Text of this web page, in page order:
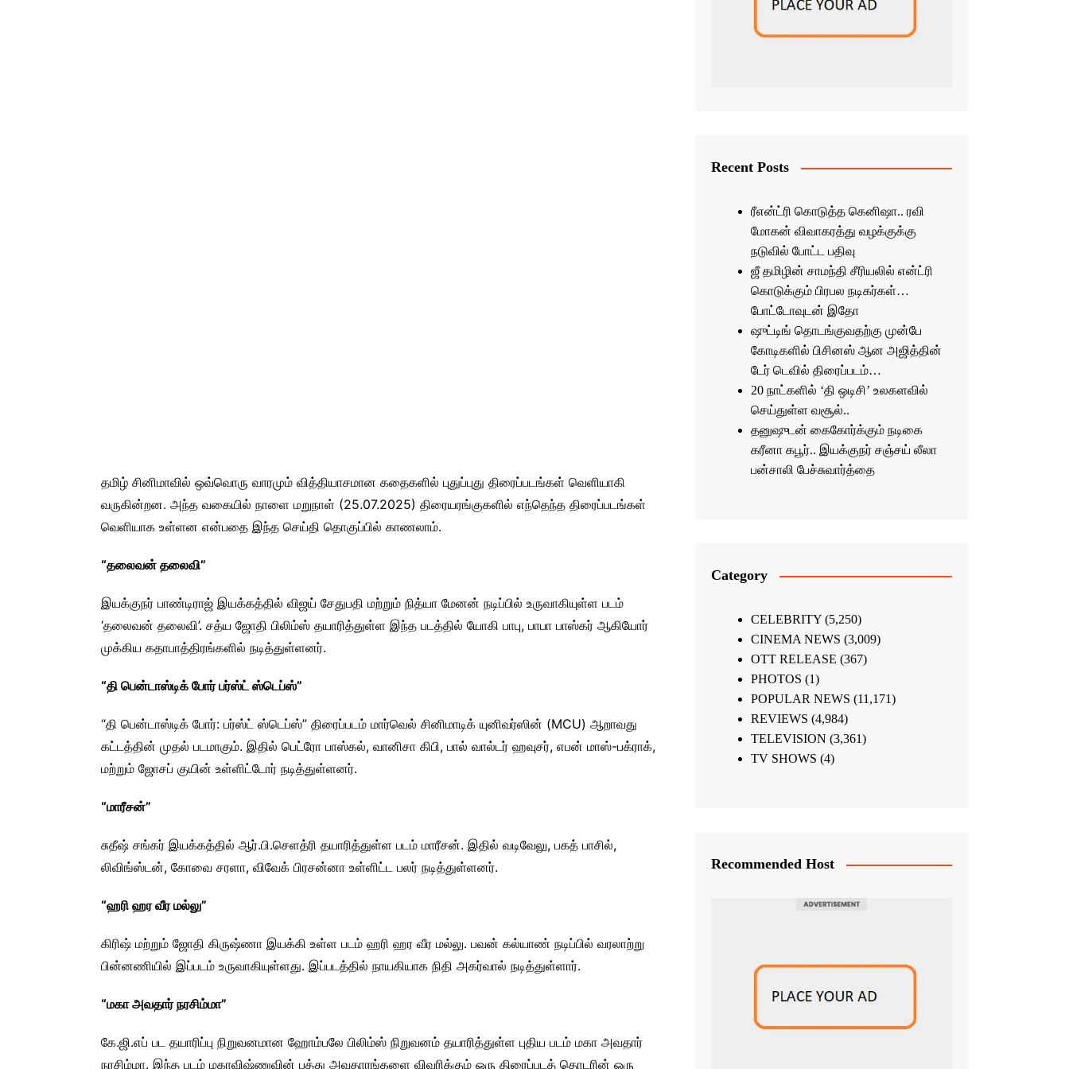
தமிழ் சினிமாவில் ஒவ்வொரு வாரமும் வித்தியாசமான கதைகளில் புதுப்புது திரைப்படங்கள் வெளியாகி
வருகின்றன. அந்த வகையில் நாளை மறுநாள் (25.07.2025) திரையரங்குகளில் எந்தெந்த திரைப்படங்கள்
வெளியாக உள்ளன என்பதை இந்த செய்தி தொகுப்பில் காணலாம்.
“தலைவன் தலைவி”
இயக்குநர் பாண்டிராஜ் இயக்கத்தில் விஜய் சேதுபதி மற்றும் நித்யா மேனன் நடிப்பில் உருவாகியுள்ள படம்
‘தலைவன் தலைவி’. சத்ய ஜோதி பிலிம்ஸ் தயாரித்துள்ள இந்த படத்தில் யோகி பாபு, பாபா பாஸ்கர் ஆகியோர்
முக்கிய கதாபாத்திரங்களில் நடித்துள்ளனர்.
“தி பென்டாஸ்டிக் போர் பர்ஸ்ட் ஸ்டெப்ஸ்”
“தி பென்டாஸ்டிக் போர்: பர்ஸ்ட் ஸ்டெப்ஸ்” திரைப்படம் மார்வெல் சினிமாடிக் யுனிவர்ஸின் (MCU) ஆறாவது
கட்டத்தின் முதல் படமாகும். இதில் பெட்ரோ பாஸ்கல், வானிசா கிபி, பால் வால்டர் ஹவுசர், எபன் மாஸ்-பக்ராக்,
மற்றும் ஜோசப் குயின் உள்ளிட்டோர் நடித்துள்ளனர்.
“மாரீசன்”
சுதீஷ் சங்கர் இயக்கத்தில் ஆர்.பி.செளத்ரி தயாரித்துள்ள படம் மாரீசன். இதில் வடிவேலு, பகத் பாசில்,
லிவிங்ஸ்டன், கோவை சரளா, விவேக் பிரசன்னா உள்ளிட்ட பலர் நடித்துள்ளனர்.
“ஹரி ஹர வீர மல்லு”
கிரிஷ் மற்றும் ஜோதி கிருஷ்ணா இயக்கி உள்ள படம் ஹரி ஹர வீர மல்லு. பவன் கல்யாண் நடிப்பில் வரலாற்று
பின்னணியில் இப்படம் உருவாகியுள்ளது. இப்படத்தில் நாயகியாக நிதி அகர்வால் நடித்துள்ளார்.
“மகா அவதார் நரசிம்மா”
கே.ஜி.எப் பட தயாரிப்பு நிறுவனமான ஹோம்பலே பிலிம்ஸ் நிறுவனம் தயாரித்துள்ள புதிய படம் மகா அவதார்
நரசிம்மா. இந்த படம் மகாவிஷ்ணுவின் பத்து அவதாரங்களை விவரிக்கும் ஒரு திரைப்படத் தொடரின் ஒரு
Recent Posts
ரீஎன்ட்ரி கொடுத்த கெனிஷா.. ரவி
மோகன் விவாகரத்து வழக்குக்கு
நடுவில் போட்ட பதிவு
ஜீ தமிழின் சாமந்தி சீரியலில் என்ட்ரி
கொடுக்கும் பிரபல நடிகர்கள்…
போட்டோவுடன் இதோ
ஷுட்டிங் தொடங்குவதற்கு முன்பே
கோடிகளில் பிசினஸ் ஆன அஜித்தின்
டேர் டெவில் திரைப்படம்…
20 நாட்களில் ‘தி ஒடிசி’ உலகளவில்
செய்துள்ள வசூல்..
தனுஷுடன் கைகோர்க்கும் நடிகை
கரீனா கபூர்.. இயக்குநர் சஞ்சய் லீலா
பன்சாலி பேச்சுவார்த்தை
Category
CELEBRITY(5,250)
CINEMA NEWS (3,009)
OTT RELEASE (367)
PHOTOS (1)
POPULAR NEWS (11,171)
REVIEWS (4,984)
TELEVISION (3,361)
TV SHOWS (4)
Recommended Host